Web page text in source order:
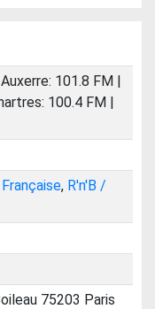
101.8 FM |
100.4 FM |
, R'n'B /
75203 Paris